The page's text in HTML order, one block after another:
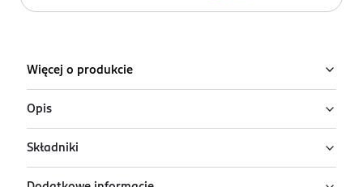
Więcej o produkcie
Opis
Luksusowy podkład Wonder Match jest innowacyjnym
połączeniem produktu do makijażu z produktem do
Składniki